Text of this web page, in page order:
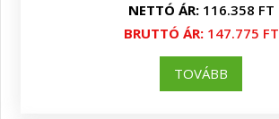
NETTÓ ÁR:116.358 FT
BRUTTÓ ÁR:147.775 FT
TOVÁBB